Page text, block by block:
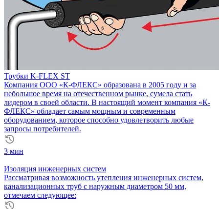
Трубки K-FLEX ST
Компания ООО «К-ФЛЕКС» образована в 2005 году и за
небольшое время на отечественном рынке, сумела стать
лидером в своей области. В настоящий момент компания «К-
ФЛЕКС» обладает самым мощным и современным
оборудованием, которое способно удовлетворить любые
запросы потребителей.
3 мин
Изоляция инженерных систем
Рассматривая возможность утепления инженерных систем,
канализационных труб с наружным диаметром 50 мм,
отмечаем следующее: